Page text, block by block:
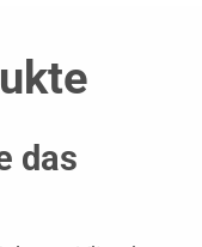
das